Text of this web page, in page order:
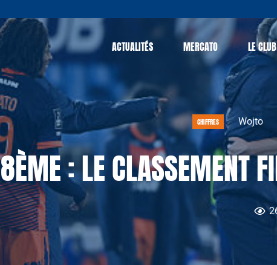
ACTUALITÉS MERCATO LE CLUB
CHIFFRES Wojto
8ÈME : LE CLASSEMENT